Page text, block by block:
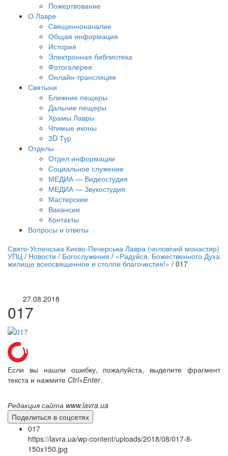
Пожертвование
О Лавре
Священноначалие
Общая информация
История
Электронная библиотека
Фотогалерея
Онлайн-трансляция
Святыни
Ближние пещеры
Дальние пещеры
Храмы Лавры
Чтимые иконы
3D Тур
Отделы
Отдел информации
Социальное служение
МЕДИА — Видеостудия
МЕДИА — Звукостудия
Мастерские
Вакансии
Контакты
Вопросы и ответы
трансляция | 12 сентября
трансляции
Свято-Успенська Києво-Печерська Лавра (чоловічий монастир)
УПЦ / Новости / Богослужения / «Радуйся, Божественного Духа
жилище всеосвященное и столпе благочестия!» / 017
27.08.2018
017
Если вы нашли ошибку, пожалуйста, выделите фрагмент
текста и нажмите Ctrl+Enter.
Редакция сайта www.lavra.ua
Поделиться в соцсетях
017
https://lavra.ua/wp-content/uploads/2018/08/017-8-
150x150.jpg